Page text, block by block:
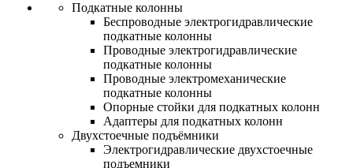
Подкатные колонны
Беспроводные электрогидравлические
подкатные колонны
Проводные электрогидравлические
подкатные колонны
Проводные электромеханические
подкатные колонны
Опорные стойки для подкатных колонн
Адаптеры для подкатных колонн
Двухстоечные подъёмники
Электрогидравлические двухстоечные
подъемники